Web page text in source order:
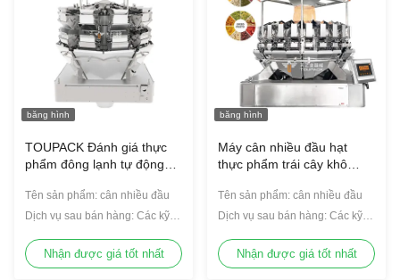
băng hình
TOUPACK Đánh giá thực
phẩm đông lạnh tự động
đầu 14 đầu Bộ cân đa đầu
Tên sản phẩm: cân nhiều đầu
Dịch vụ sau bán hàng: Các kỹ
ở nước ngoài
Nhận được giá tốt nhất
băng hình
Máy cân nhiều đầu hạt
thực phẩm trái cây khô
quy chuối khoai tây chiên
Chips Zipper túi đóng gói
Tên sản phẩm: cân nhiều đầu
Dịch vụ sau bán hàng: Các kỹ
ở nước ngoài
Nhận được giá tốt nhất